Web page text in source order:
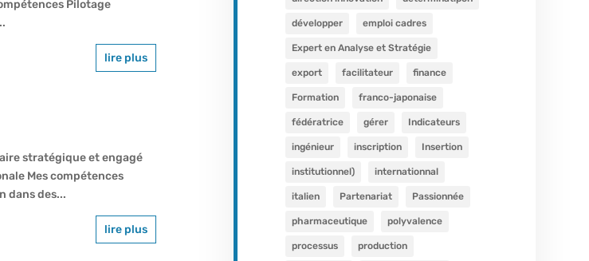
Pilotage
lire plus
stratégique et engagé
Mes compétences
dans des...
lire plus
développer emploi cadres
Expert en Analyse et Stratégie
export facilitateur finance
Formation franco-japonaise
fédératrice gérer Indicateurs
ingénieur inscription Insertion
institutionnel) internationnal
italien Partenariat Passionnée
pharmaceutique polyvalence
processus production